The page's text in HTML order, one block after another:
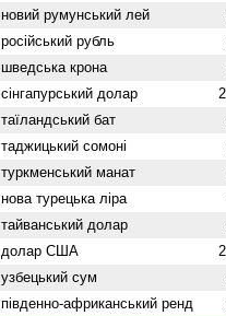
новий румунський лей
російський рубль
шведська крона
сінгапурський долар
таїландський бат
таджицький сомоні
туркменський манат
нова турецька ліра
тайванський долар
долар США
узбецький сум
південно-африканський ренд